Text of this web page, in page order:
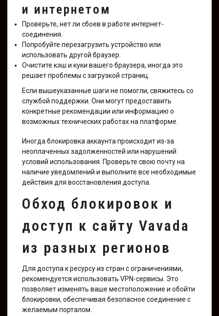
и интернетом
Проверьте, нет ли сбоев в работе интернет-
соединения.
Попробуйте перезагрузить устройство или
использовать другой браузер.
Очистите кэш и куки вашего браузера, иногда это
решает проблемы с загрузкой страниц.
Если вышеуказанные шаги не помогли, свяжитесь со
службой поддержки. Они могут предоставить
конкретные рекомендации или информацию о
возможных технических работах на платформе.
Иногда блокировка аккаунта происходит из-за
неоплаченных задолженностей или нарушений
условий использования. Проверьте свою почту на
наличие уведомлений и выполните все необходимые
действия для восстановления доступа.
Обход блокировок и
доступ к сайту Vavada
из разных регионов
Для доступа к ресурсу из стран с ограничениями,
рекомендуется использовать VPN-сервисы. Это
позволяет изменять ваше местоположение и обойти
блокировки, обеспечивая безопасное соединение с
желаемым порталом.